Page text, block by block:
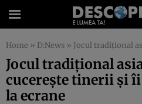
Home » D:News » Jocul tradițional asiatic
Jocul tradițional
cucerește tinerii și
la ecrane